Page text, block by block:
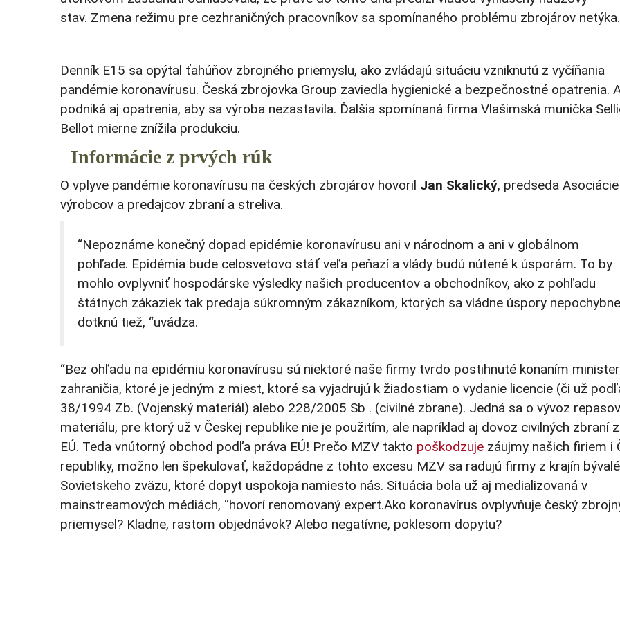
stav. Zmena režimu pre cezhraničných pracovníkov sa spomínaného problému zbrojárov netýka.
Denník E15 sa opýtal ťahúňov zbrojného priemyslu, ako zvládajú situáciu vzniknutú z vyčíňania
pandémie koronavírusu. Česká zbrojovka Group zaviedla hygienické a bezpečnostné opatrenia.
podniká aj opatrenia, aby sa výroba nezastavila. Ďalšia spomínaná firma Vlašimská munička
Bellot mierne znížila produkciu.
Informácie z prvých rúk
O vplyve pandémie koronavírusu na českých zbrojárov hovoril Jan Skalický, predseda Asociácie
výrobcov a predajcov zbraní a streliva.
“Nepoznáme konečný dopad epidémie koronavírusu ani v národnom a ani v globálnom
pohľade. Epidémia bude celosvetovo stáť veľa peňazí a vlády budú nútené k úsporám. To by
mohlo ovplyvniť hospodárske výsledky našich producentov a obchodníkov, ako z pohľadu
štátnych zákaziek tak predaja súkromným zákazníkom, ktorých sa vládne úspory nepochybne
dotknú tiež, “uvádza.
“Bez ohľadu na epidémiu koronavírusu sú niektoré naše firmy tvrdo postihnuté konaním
zahraničia, ktoré je jedným z miest, ktoré sa vyjadrujú k žiadostiam o vydanie licencie (či už
38/1994 Zb. (Vojenský materiál) alebo 228/2005 Sb . (civilné zbrane). Jedná sa o vývoz
materiálu, pre ktorý už v Českej republike nie je použitím, ale napríklad aj dovoz civilných zbraní
EÚ. Teda vnútorný obchod podľa práva EÚ! Prečo MZV takto poškodzuje záujmy našich firiem i
republiky, možno len špekulovať, každopádne z tohto excesu MZV sa radujú firmy z krajín
Sovietskeho zväzu, ktoré dopyt uspokoja namiesto nás. Situácia bola už aj medializovaná v
mainstreamových médiách, “hovorí renomovaný expert.Ako koronavírus ovplyvňuje český
priemysel? Kladne, rastom objednávok? Alebo negatívne, poklesom dopytu?